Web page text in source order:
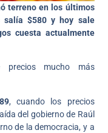
terreno en los últimos
salía $580 y hoy sale
cuesta actualmente
precios mucho más
, cuando los precios
del gobierno de Raúl
de la democracia, y a